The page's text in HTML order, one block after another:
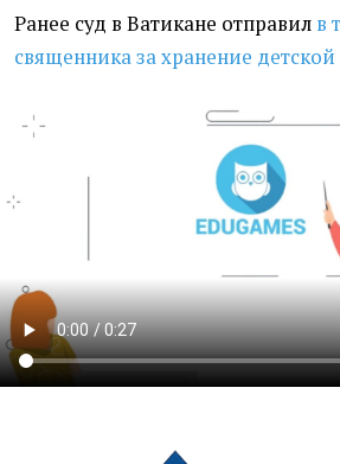
Ранее суд в Ватикане отправил в
священника за хранение